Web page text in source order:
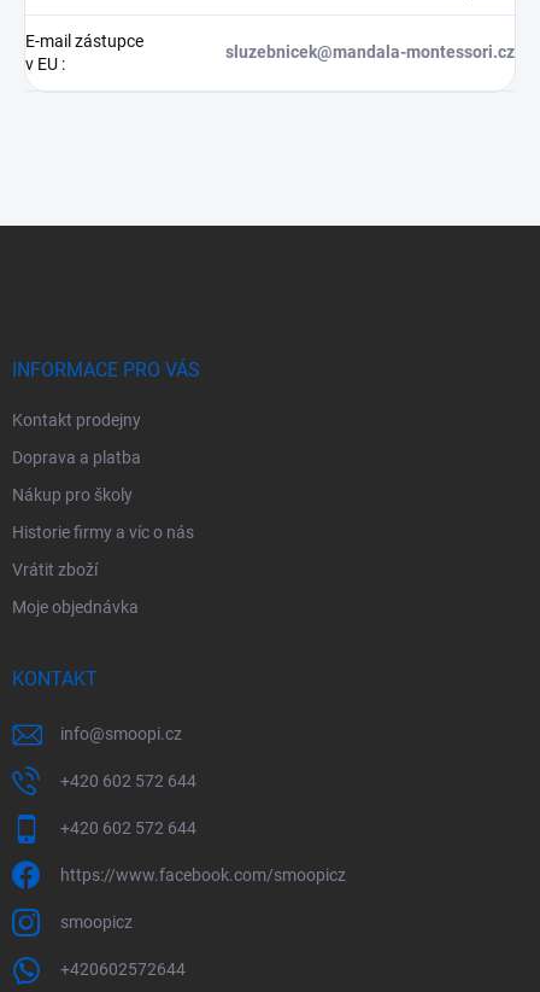
E-mail zástupce
v EU :
sluzebnicek@mandala-montessori.cz
INFORMACE PRO VÁS
Kontakt prodejny
Doprava a platba
Nákup pro školy
Historie firmy a víc o nás
Vrátit zboží
Moje objednávka
KONTAKT
info@smoopi.cz
+420 602 572 644
+420 602 572 644
https://www.facebook.com/smoopicz
smoopicz
+420602572644